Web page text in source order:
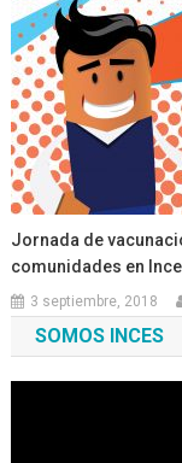
Jornada de
comunidades en
3 septiembre, 2018
SOMOS INCES